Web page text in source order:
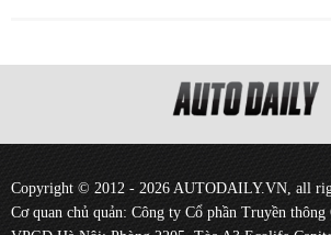
Copyright © 2012 - 2026 AUTODAILY.VN, all
Cơ quan chủ quản: Công ty Cổ phần Truyền thông